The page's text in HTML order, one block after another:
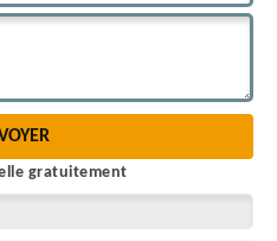
gratuitement